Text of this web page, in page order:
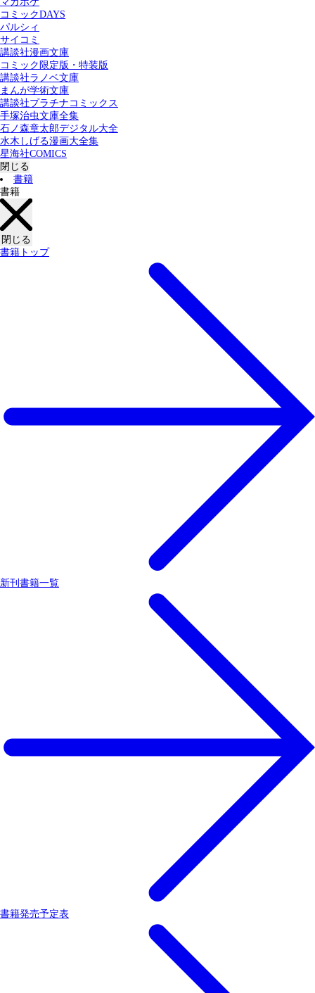
コミックDAYS
パルシィ
サイコミ
講談社漫画文庫
コミック限定版・特装版
講談社ラノベ文庫
まんが学術文庫
講談社プラチナコミックス
手塚治虫文庫全集
石ノ森章太郎デジタル大全
水木しげる漫画大全集
星海社COMICS
閉じる
書籍
書籍
閉じる
書籍トップ
新刊書籍一覧
書籍発売予定表
カテゴリー：
すべての記事